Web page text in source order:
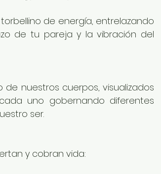
de energía, entrelazando
de tu pareja y la vibración del
nuestros cuerpos, visualizados
uno gobernando diferentes
ser.
y cobran vida: